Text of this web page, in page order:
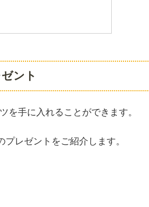
ント
を手に入れることができます。
レゼントをご紹介します。